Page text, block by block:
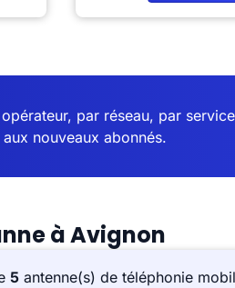
par réseau, par
nouveaux abonnés.
à Avignon
5 antenne(s) de téléphonie